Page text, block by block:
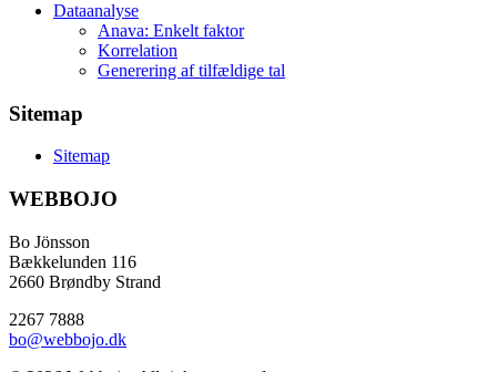
Dataanalyse
Anava: Enkelt faktor
Korrelation
Generering af tilfældige tal
Sitemap
Sitemap
WEBBOJO
Bo Jönsson
Bækkelunden 116
2660 Brøndby Strand
2267 7888
bo@webbojo.dk